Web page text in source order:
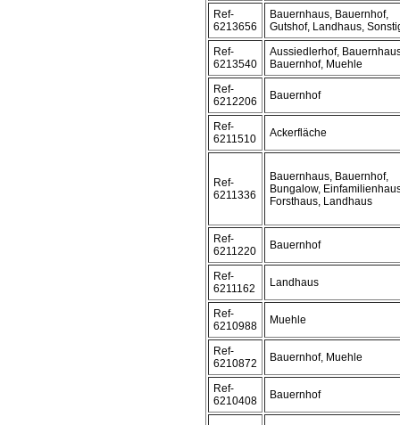
Ref-
6213656
Bauernhaus, Bauernhof,
Gutshof, Landhaus,
Ref-
6213540
Aussiedlerhof,
Bauernhof, Muehle
Ref-
6212206
Bauernhof
Ref-
6211510
Ackerfläche
Ref-
6211336
Bauernhaus, Bauernhof,
Bungalow,
Forsthaus, Landhaus
Ref-
6211220
Bauernhof
Ref-
6211162
Landhaus
Ref-
6210988
Muehle
Ref-
6210872
Bauernhof, Muehle
Ref-
6210408
Bauernhof